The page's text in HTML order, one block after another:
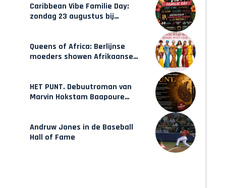
Caribbean Vibe Familie Day:
zondag 23 augustus bij
Queens of Africa: Berlijnse
moeders showen Afrikaanse
HET PUNT. Debuutroman van
Marvin Hokstam Baapoure
Andruw Jones in de Baseball
Hall of Fame